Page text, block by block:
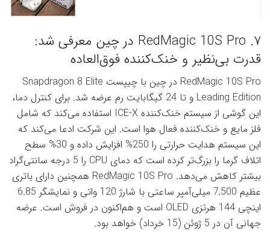
۷. RedMagic 10S Pro در چین معرفی شد:
قدرت بی‌نظیر و خنک‌کننده فوق‌العاده
RedMagic 10S Pro در چین با چیپست Snapdragon 8 Elite
Leading Edition و تا 24 گیگابایت رم عرضه شد. برای کنترل دما،
این گوشی از سیستم خنک‌کننده ICE-X استفاده می‌کند که شامل
فلز مایع و خنک‌کننده فعال هوا است. این شرکت ادعا می‌کند که
این سیستم هدایت حرارتی را 250% افزایش داده و 30% سطح
اتلاف گرما را بزرگ‌تر کرده است که دمای CPU را 5 درجه سانتی‌گراد
بیشتر کاهش می‌دهد. RedMagic 10S Pro همچنین دارای باتری
عظیم 7,500 میلی‌آمپر ساعتی با شارژ 120 واتی و نمایشگر 6.85
اینچی 144 هرتزی OLED است و هم‌اکنون در فروش است. عرضه
جهانی آن در 5 ژوئن (15 خرداد) خواهد بود.